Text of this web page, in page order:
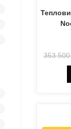
353